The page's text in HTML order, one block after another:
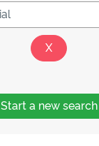
Start a new search